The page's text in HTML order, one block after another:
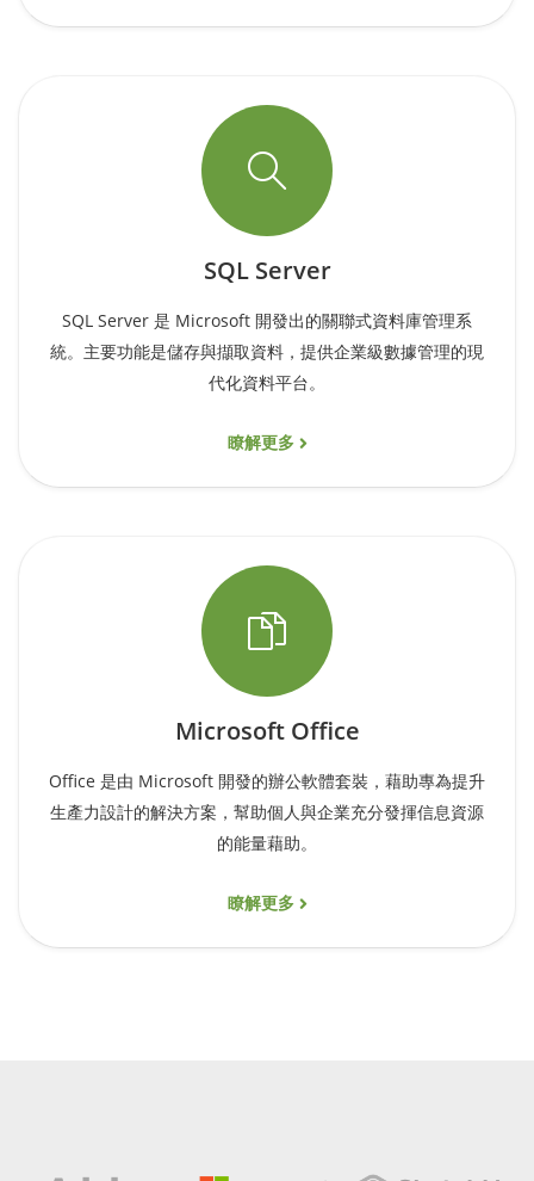
SQL Server
SQL Server 是 Microsoft 開發出的關聯式資料庫管理系
統。主要功能是儲存與擷取資料，提供企業級數據管理的現
代化資料平台。
瞭解更多
Microsoft Office
Office 是由 Microsoft 開發的辦公軟體套裝，藉助專為提升
生產力設計的解決方案，幫助個人與企業充分發揮信息資源
的能量藉助。
瞭解更多